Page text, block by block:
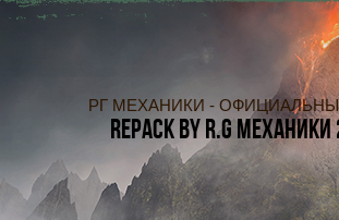
РГ МЕХАНИКИ -
REPACKBY R.G МЕХАНИКИ